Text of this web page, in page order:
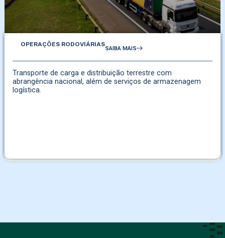
OPERAÇÕES RODOVIÁRIAS
SAIBA MAIS
Transporte de carga e distribuição terrestre com
abrangência nacional, além de serviços de armazenagem
logística.